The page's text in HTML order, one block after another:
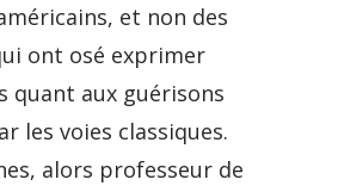
et non des
ont osé exprimer
quant aux guérisons
les voies classiques.
alors professeur de